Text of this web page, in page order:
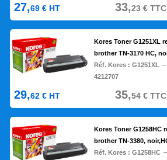
27,69 € HT 33,23€TTC
Kores Toner G1251XL
brother TN-3170 HC,
Réf. Kores : G1251XL –
4212707
29,62 € HT 35,54€TTC
Kores Toner G1258HC
brother TN-3380,
Réf. Kores : G1258HC